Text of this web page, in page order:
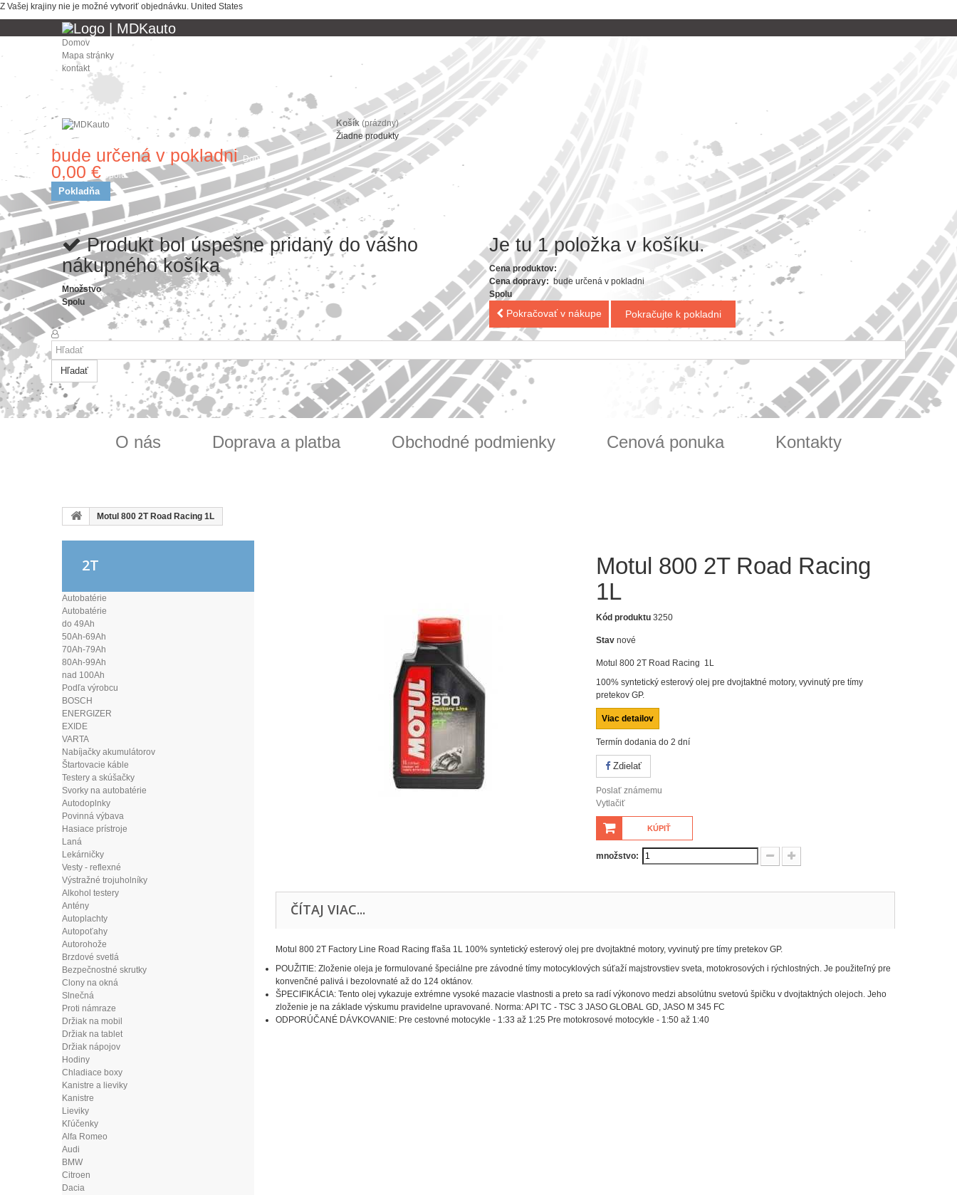
Z Vašej krajiny nie je možné vytvoriť objednávku. United States
Domov
Mapa stránky
kontakt
Košík (prázdny)
Žiadne produkty
bude určená v pokladniDoprava
0,00 € Spolu
Pokladňa
Produkt bol úspešne pridaný do vášho
nákupného košíka
Množstvo
Spolu
Je tu 1 položka v košíku.
Cena produktov:
Cena dopravy: bude určená v pokladni
Spolu
Pokračovať v nákupe Pokračujte k pokladni
Hľadať
O nás Doprava a platba Obchodné podmienky Cenová ponuka Kontakty
Motul 800 2T Road Racing 1L
2T
Autobatérie
Autobatérie
do 49Ah
50Ah-69Ah
70Ah-79Ah
80Ah-99Ah
nad 100Ah
Podľa výrobcu
BOSCH
ENERGIZER
EXIDE
VARTA
Nabíjačky akumulátorov
Štartovacie káble
Testery a skúšačky
Svorky na autobatérie
Autodoplnky
Povinná výbava
Hasiace prístroje
Laná
Lekárničky
Vesty - reflexné
Výstražné trojuholníky
Alkohol testery
Antény
Autoplachty
Autopoťahy
Autorohože
Brzdové svetlá
Bezpečnostné skrutky
Clony na okná
Slnečná
Proti námraze
Držiak na mobil
Držiak na tablet
Držiak nápojov
Hodiny
Chladiace boxy
Kanistre a lieviky
Kanistre
Lieviky
Kľúčenky
Alfa Romeo
Audi
BMW
Citroen
Dacia
Motul 800 2T Road Racing
1L
Kód produktu 3250
Stav nové
Motul 800 2T Road Racing 1L
100% syntetický esterový olej pre dvojtaktné motory, vyvinutý pre tímy
pretekov GP.
Viac detailov
Termín dodania do 2 dní
Zdielať
Poslať známemu
Vytlačiť
KÚPIŤ
množstvo:
ČÍTAJ VIAC...
Motul 800 2T Factory Line Road Racing fľaša 1L 100% syntetický esterový olej pre dvojtaktné motory, vyvinutý pre tímy pretekov GP.
POUŽITIE: Zloženie oleja je formulované špeciálne pre závodné tímy motocyklových súťaží majstrovstiev sveta, motokrosových i rýchlostných. Je použiteľný pre
konvenčné palivá i bezolovnaté až do 124 oktánov.
ŠPECIFIKÁCIA: Tento olej vykazuje extrémne vysoké mazacie vlastnosti a preto sa radí výkonovo medzi absolútnu svetovú špičku v dvojtaktných olejoch. Jeho
zloženie je na základe výskumu pravidelne upravované. Norma: API TC - TSC 3 JASO GLOBAL GD, JASO M 345 FC
ODPORÚČANÉ DÁVKOVANIE: Pre cestovné motocykle - 1:33 až 1:25 Pre motokrosové motocykle - 1:50 až 1:40